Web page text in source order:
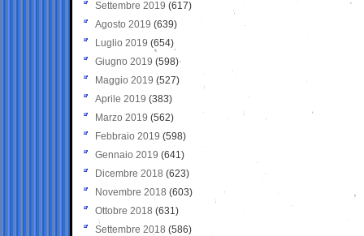
Settembre 2019 (617)
Agosto 2019 (639)
Luglio 2019 (654)
Giugno 2019 (598)
Maggio 2019 (527)
Aprile 2019 (383)
Marzo 2019 (562)
Febbraio 2019 (598)
Gennaio 2019 (641)
Dicembre 2018 (623)
Novembre 2018 (603)
Ottobre 2018 (631)
Settembre 2018 (586)